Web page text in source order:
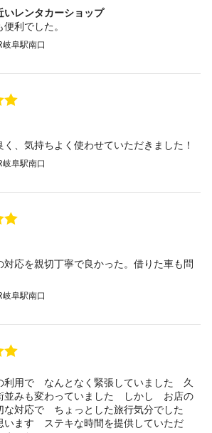
いレンタカーショップ
利でした。
阜駅南口
、気持ちよく使わせていただきました！
阜駅南口
応を親切丁寧で良かった。借りた車も問
阜駅南口
利用で なんとなく緊張していました 久
並みも変わっていました しかし お店の
な対応で ちょっとした旅行気分でした
ます ステキな時間を提供していただ